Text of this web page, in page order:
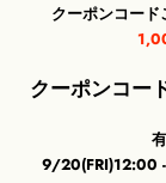
クーポンコー
クーポンコー
9/20(FRI)12:00